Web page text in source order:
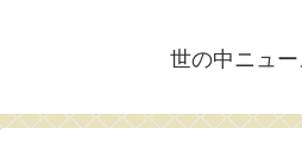
世の中ニュ